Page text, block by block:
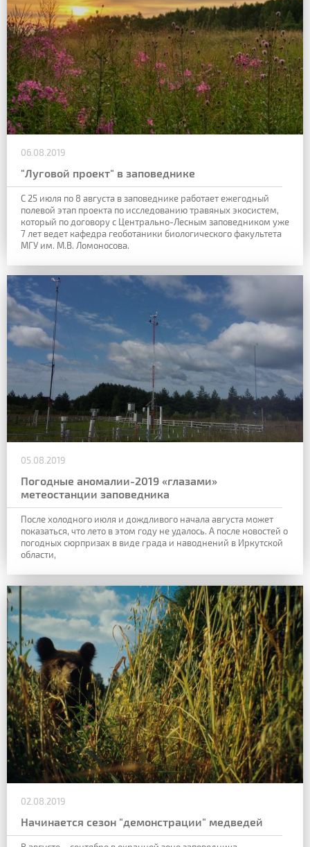
06.08.2019
"Луговой проект" в заповеднике
С 25 июля по 8 августа в заповеднике работает ежегодный
полевой этап проекта по исследованию травяных экосистем,
который по договору с Центрально-Лесным заповедником уже
7 лет ведет кафедра геоботаники биологического факультета
МГУ им. М.В. Ломоносова.
05.08.2019
Погодные аномалии-2019 «глазами»
метеостанции заповедника
После холодного июля и дождливого начала августа может
показаться, что лето в этом году не удалось. А после новостей о
погодных сюрпризах в виде града и наводнений в Иркутской
области,
02.08.2019
Начинается сезон "демонстрации" медведей